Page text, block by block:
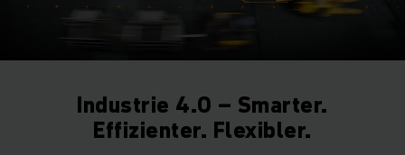
Industrie 4.0 – Smarter.
Effizienter. Flexibler.